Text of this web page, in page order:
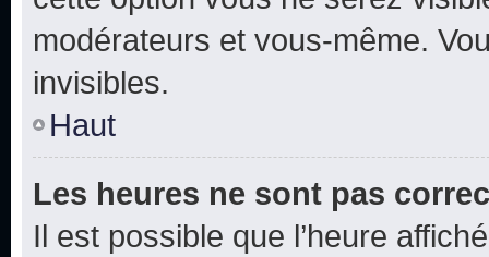
modérateurs et vous-même.
invisibles.
Haut
Les heures ne sont pas
Il est possible que l’heure